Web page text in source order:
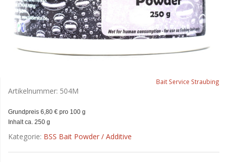
Bait Service Straubing
Artikelnummer: 504M
Grundpreis 6,80 € pro 100 g
Inhalt ca. 250 g
Kategorie: BSS Bait Powder / Additive